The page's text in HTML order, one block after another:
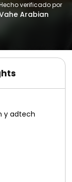
verificado por
Arabian
y adtech